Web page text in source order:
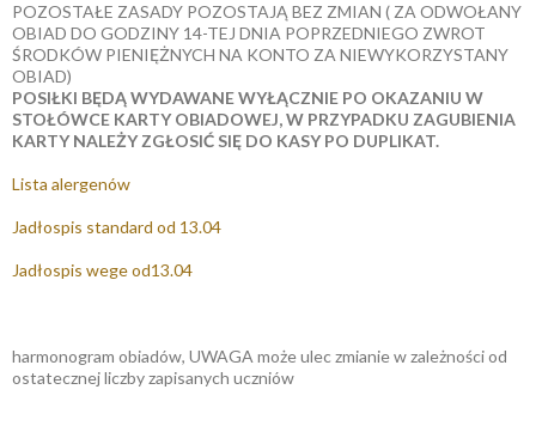
POZOSTAŁE ZASADY POZOSTAJĄ BEZ ZMIAN ( ZA ODWOŁANY
OBIAD DO GODZINY 14-TEJ DNIA POPRZEDNIEGO ZWROT
ŚRODKÓW PIENIĘŻNYCH NA KONTO ZA NIEWYKORZYSTANY
OBIAD)
POSIŁKI BĘDĄ WYDAWANE WYŁĄCZNIE PO OKAZANIU W
STOŁÓWCE KARTY OBIADOWEJ, W PRZYPADKU ZAGUBIENIA
KARTY NALEŻY ZGŁOSIĆ SIĘ DO KASY PO DUPLIKAT.
Lista alergenów
Jadłospis standard od 13.04
Jadłospis wege od13.04
harmonogram obiadów, UWAGA może ulec zmianie w zależności od
ostatecznej liczby zapisanych uczniów